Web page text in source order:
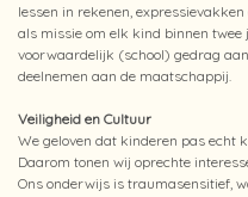
lessen in rekenen,
als missie om elk kind binnen
voorwaardelijk (school) gedrag
deelnemen aan de maatschappij.
Veiligheid en Cultuur
We geloven dat kinderen pas echt
Daarom tonen wij oprechte
Ons onderwijs is traumasensitief,